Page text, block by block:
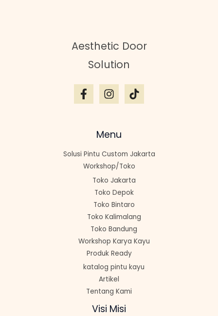
Aesthetic Door
Solution
Menu
Solusi Pintu Custom Jakarta
Workshop/Toko
Toko Jakarta
Toko Depok
Toko Bintaro
Toko Kalimalang
Toko Bandung
Workshop Karya Kayu
Produk Ready
katalog pintu kayu
Artikel
Tentang Kami
Visi Misi